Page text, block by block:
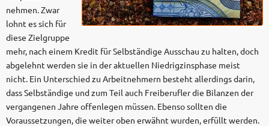
nehmen. Zwar
lohnt es sich für
diese Zielgruppe
mehr, nach einem Kredit für Selbständige Ausschau zu halten, doch
abgelehnt werden sie in der aktuellen Niedrigzinsphase meist
nicht. Ein Unterschied zu Arbeitnehmern besteht allerdings darin,
dass Selbständige und zum Teil auch Freiberufler die Bilanzen der
vergangenen Jahre offenlegen müssen. Ebenso sollten die
Voraussetzungen, die weiter oben erwähnt wurden, erfüllt werden.